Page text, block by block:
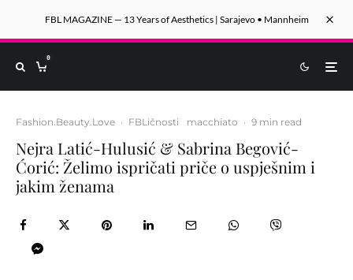
FBL MAGAZINE — 13 Years of Aesthetics | Sarajevo • Mannheim
0
Fashion.Beauty.Love · FBLičnosti macchiato · 9 min read
Nejra Latić-Hulusić & Sabrina Begović-
Ćorić: Želimo ispričati priče o uspješnim i
jakim ženama